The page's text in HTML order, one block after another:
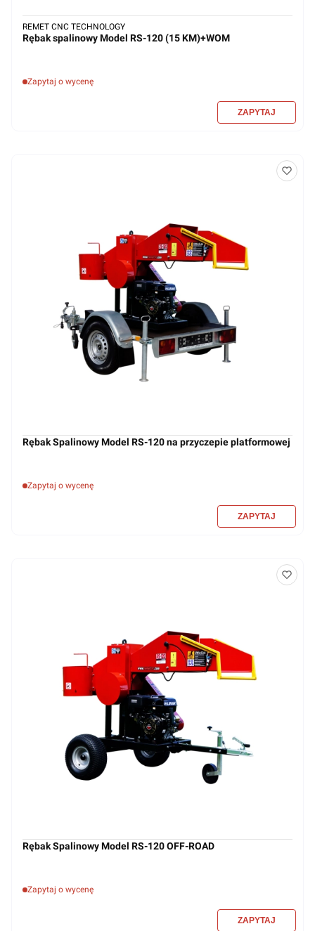
Rębak spalinowy Model RS-120 (15 KM)+WOM
Zapytaj o wycenę
REMET CNC TECHNOLOGY
Rębak Spalinowy Model RS-120 na przyczepie platformowej
Zapytaj o wycenę
Rębak Spalinowy Model RS-120 OFF-ROAD
Zapytaj o wycenę